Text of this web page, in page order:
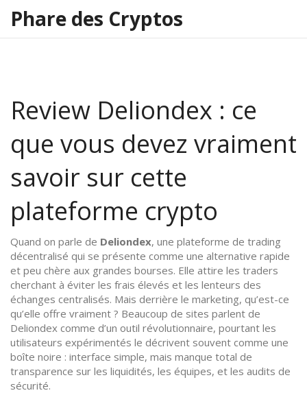
Phare des Cryptos
Review Deliondex : ce
que vous devez vraiment
savoir sur cette
plateforme crypto
Quand on parle de Deliondex, une plateforme de trading
décentralisé qui se présente comme une alternative rapide
et peu chère aux grandes bourses. Elle attire les traders
cherchant à éviter les frais élevés et les lenteurs des
échanges centralisés. Mais derrière le marketing, qu’est-ce
qu’elle offre vraiment ? Beaucoup de sites parlent de
Deliondex comme d’un outil révolutionnaire, pourtant les
utilisateurs expérimentés le décrivent souvent comme une
boîte noire : interface simple, mais manque total de
transparence sur les liquidités, les équipes, et les audits de
sécurité.